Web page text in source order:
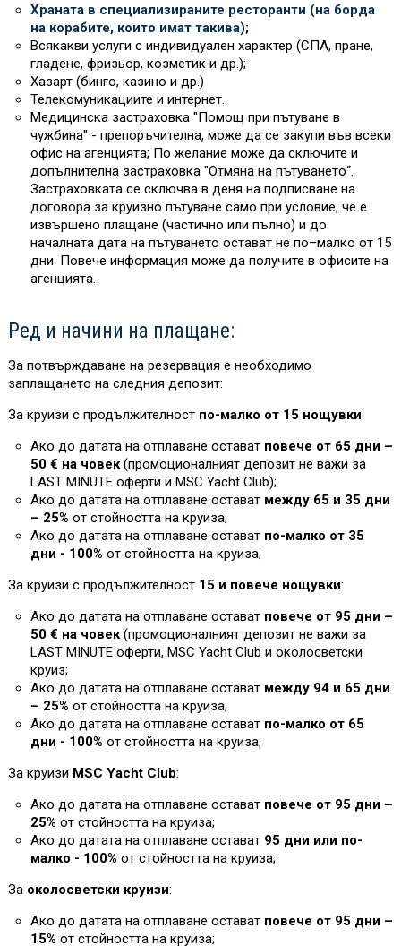
Храната в специализираните ресторанти (на борда
на корабите, които имат такива);
Всякакви услуги с индивидуален характер (СПА, пране,
гладене, фризьор, козметик и др.);
Хазарт (бинго, казино и др.)
Телекомуникациите и интернет.
Медицинска застраховка "Помощ при пътуване в
чужбина" - препоръчителна, може да се закупи във всеки
офис на агенцията; По желание може да сключите и
допълнителна застраховка "Отмяна на пътуването“.
Застраховката се сключва в деня на подписване на
договора за круизно пътуване само при условие, че е
извършено плащане (частично или пълно) и до
началната дата на пътуването остават не по–малко от 15
дни. Повече информация може да получите в офисите на
агенцията.
Ред и начини на плащане:
За потвърждаване на резервация е необходимо
заплащането на следния депозит:
За круизи с продължителност по-малко от 15 нощувки:
Ако до датата на отплаване остават повече от 65 дни –
50 € на човек(промоционалният депозит не важи за
LAST MINUTE оферти и MSC Yacht Club);
Ако до датата на отплаване остават между 65 и 35 дни
– 25% от стойността на круиза;
Ако до датата на отплаване остават по-малко от 35
дни - 100% от стойността на круиза;
За круизи с продължителност 15 и повече нощувки:
Ако до датата на отплаване остават повече от 95 дни –
50 € на човек(промоционалният депозит не важи за
LAST MINUTE оферти, MSC Yacht Club и околосветски
круиз;
Ако до датата на отплаване остават между 94 и 65 дни
– 25% от стойността на круиза;
Ако до датата на отплаване остават по-малко от 65
дни - 100% от стойността на круиза;
За круизи MSC Yacht Club:
Ако до датата на отплаване остават повече от 95 дни –
25% от стойността на круиза;
Ако до датата на отплаване остават 95 дни или по-
малко - 100% от стойността на круиза;
За околосветски круизи:
Ако до датата на отплаване остават повече от 95 дни –
15% от стойността на круиза;